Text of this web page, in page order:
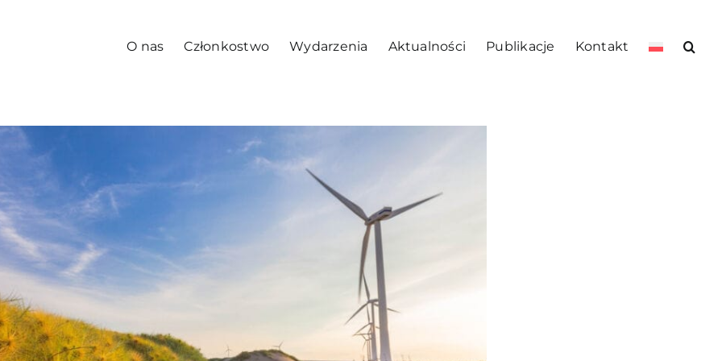
O nas Członkostwo Wydarzenia Aktualności Publikacje Kontakt